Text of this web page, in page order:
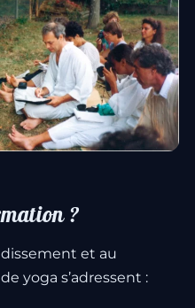
?
et au
de yoga s’adressent :